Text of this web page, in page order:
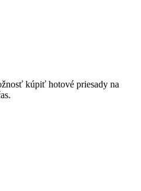
kúpiť hotové priesady na